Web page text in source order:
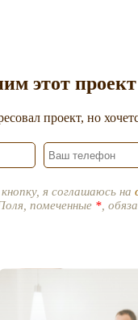
этот
проект, но
я соглашаюсь на
помеченные *,